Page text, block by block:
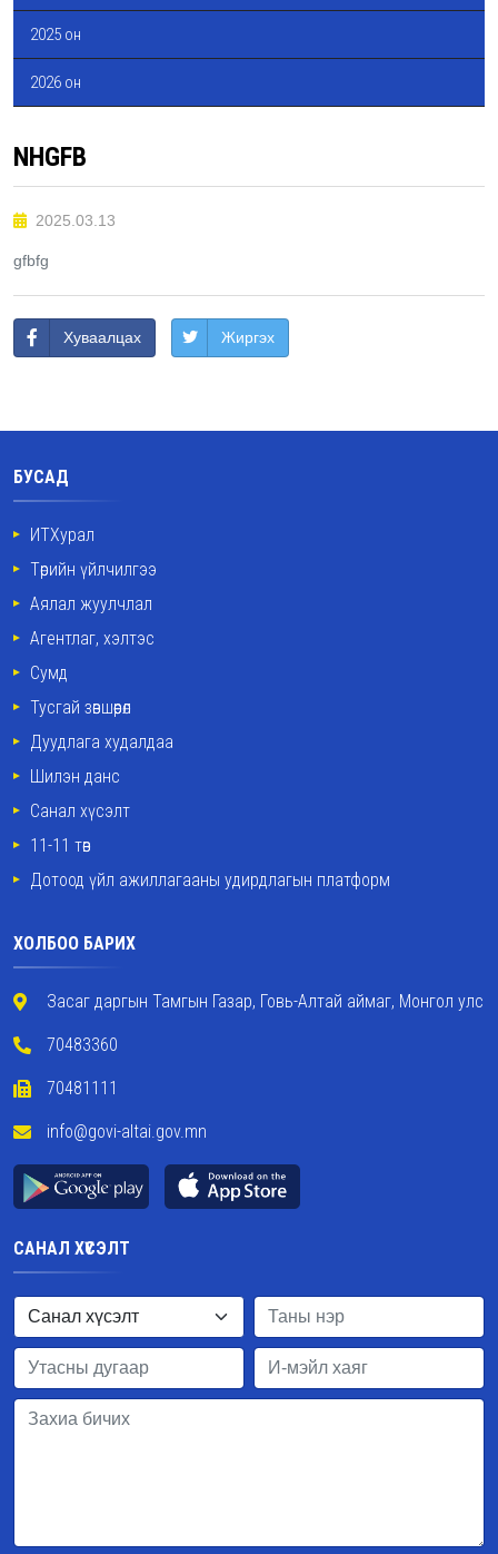
2025 он
2026 он
NHGFB
2025.03.13
gfbfg
Хуваалцах Жиргэх
БУСАД
ИТХурал
Төрийн үйлчилгээ
Аялал жуулчлал
Агентлаг, хэлтэс
Сумд
Тусгай зөвшөөрөл
Дуудлага худалдаа
Шилэн данс
Санал хүсэлт
11-11 төв
Дотоод үйл ажиллагааны удирдлагын платформ
ХОЛБОО БАРИХ
Засаг даргын Тамгын Газар, Говь-Алтай аймаг, Монгол улс
70483360
70481111
info@govi-altai.gov.mn
САНАЛ ХҮСЭЛТ